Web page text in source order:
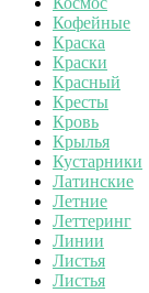
Кофейные
Краска
Краски
Красный
Кресты
Кровь
Крылья
Кустарники
Латинские
Летние
Леттеринг
Линии
Листья
Листья